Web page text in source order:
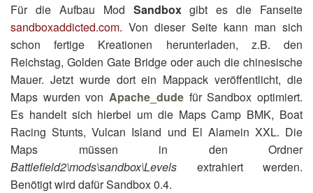
Für die Aufbau Mod Sandboxgibt es die Fanseite
sandboxaddicted.com. Von dieser Seite kann man sich
schon fertige Kreationen herunterladen, z.B. den
Reichstag, Golden Gate Bridge oder auch die chinesische
Mauer. Jetzt wurde dort ein Mappack veröffentlicht, die
Maps wurden von Apache_dude für Sandbox optimiert.
Es handelt sich hierbei um die Maps Camp BMK, Boat
Racing Stunts, Vulcan Island und El Alamein XXL. Die
Maps müssen in den Ordner
Battlefield2\mods\sandbox\Levels extrahiert werden.
Benötigt wird dafür Sandbox 0.4.